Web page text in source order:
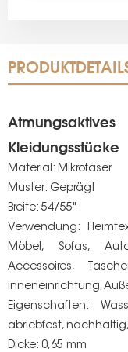
Kleidungsstücke
Material: Mikrofaser
Muster: Geprägt
Breite: 54/55"
Verwendung:
Möbel, Sofas,
Accessoires,
Inneneinrichtung,
Eigenschaften:
abriebfest,
Dicke: 0,65 mm